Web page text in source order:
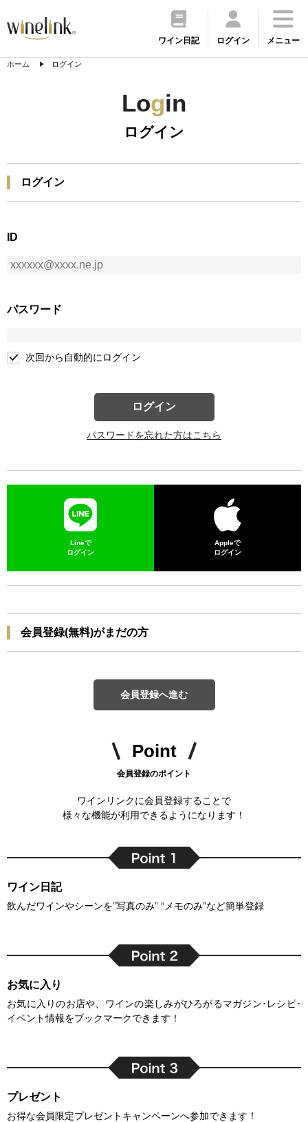
ワイン日記 ログイン メニュー
ホーム ログイン
Login
ログイン
ログイン
ID
パスワード
次回から自動的にログイン
ログイン
パスワードを忘れた方はこちら
Lineで
ログイン
Appleで
ログイン
会員登録(無料)がまだの方
会員登録へ進む
Point
会員登録のポイント
ワインリンクに会員登録することで
様々な機能が利用できるようになります！
ワイン日記
飲んだワインやシーンを”写真のみ” “メモのみ”など簡単登録
お気に入り
お気に入りのお店や、ワインの楽しみがひろがるマガジン･レシピ･
イベント情報をブックマークできます！
プレゼント
お得な会員限定プレゼントキャンペーンへ参加できます！